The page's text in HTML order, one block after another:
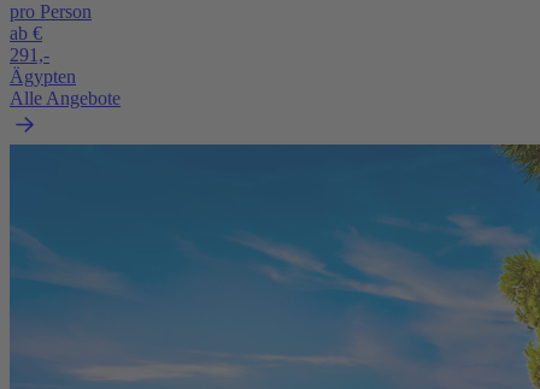
pro Person
ab €
291,-
Ägypten
Alle Angebote